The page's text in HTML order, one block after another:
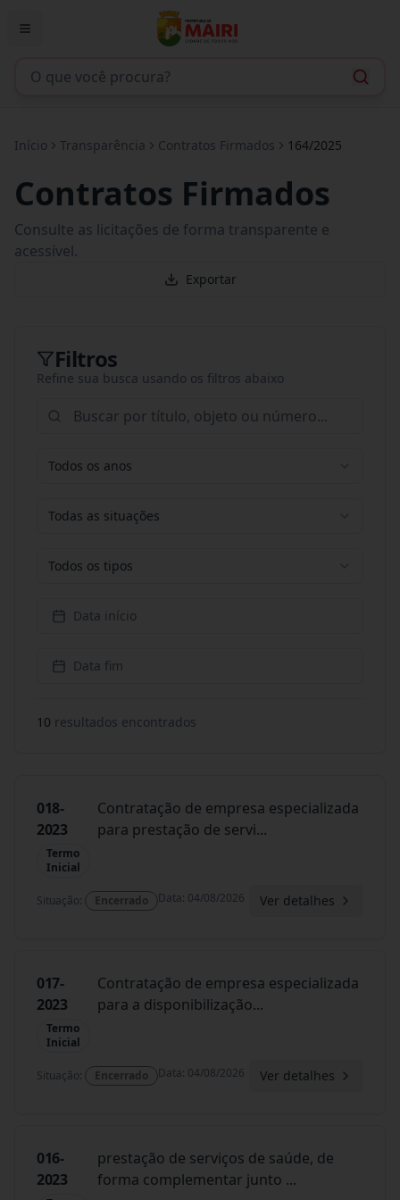
Início Transparência Contratos Firmados 164/2025
Contratos Firmados
Consulte as licitações de forma transparente e
acessível.
Exportar
Filtros
Refine sua busca usando os filtros abaixo
Todos os anos
Todas as situações
Todos os tipos
Data início
Data fim
10 resultados encontrados
018-
2023
Termo
Inicial
Contratação de empresa especializada
para prestação de servi...
Situação: Encerrado Data: 04/08/2026 Ver detalhes
017-
2023
Termo
Inicial
Contratação de empresa especializada
para a disponibilização...
Situação: Encerrado Data: 04/08/2026 Ver detalhes
016-
2023
prestação de serviços de saúde, de
forma complementar junto ...